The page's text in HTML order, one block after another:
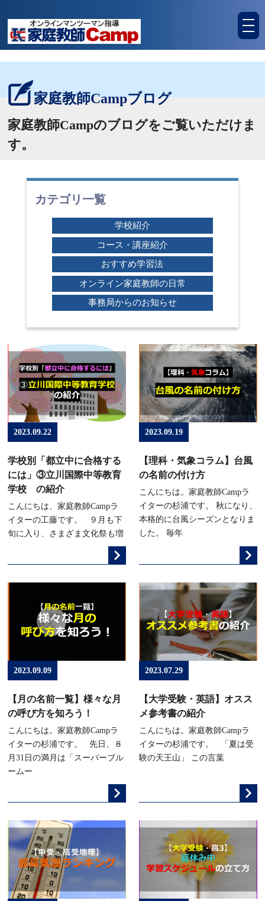
家庭教師Campブログ
家庭教師Campのブログをご覧いただけま
す。
カテゴリ一覧
学校紹介
コース・講座紹介
おすすめ学習法
オンライン家庭教師の日常
事務局からのお知らせ
2023.09.22
学校別「都立中に合格する
には」③立川国際中等教育
学校 の紹介
こんにちは、家庭教師Campラ
イターの工藤です。 ９月も下
旬に入り、さまざま文化祭も増
2023.09.19
【理科・気象コラム】台風
の名前の付け方
こんにちは。家庭教師Campラ
イターの杉浦です。 秋になり、
本格的に台風シーズンとなりま
した。 毎年
2023.09.09
【月の名前一覧】様々な月
の呼び方を知ろう！
こんにちは。家庭教師Campラ
イターの杉浦です。 先日、８
月31日の満月は「スーパーブル
ームー
2023.07.29
【大学受験・英語】オスス
メ参考書の紹介
こんにちは。家庭教師Campラ
イターの杉浦です。 「夏は受
験の天王山」 この言葉